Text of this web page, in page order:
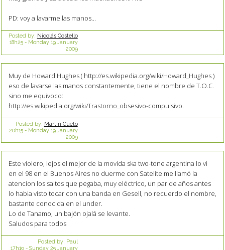
PD: voy a lavarme las manos...
Posted by: Nicolás Costello
18h25- Monday 19 January
2009
Muy de Howard Hughes ( http://es.wikipedia.org/wiki/Howard_Hughes )
eso de lavarse las manos constantemente, tiene el nombre de T.O.C.
sino me equivoco:
http://es.wikipedia.org/wiki/Trastorno_obsesivo-compulsivo.
Posted by: Martin Cueto
20h15- Monday 19 January
2009
Este violero, lejos el mejor de la movida ska two-tone argentina lo vi
en el 98 en el Buenos Aires no duerme con Satelite me llamó la
atencion los saltos que pegaba, muy eléctrico, un par de años antes
lo habia visto tocar con una banda en Gesell, no recuerdo el nombre,
bastante conocida en el under.
Lo de Tanamo, un bajón ojalá se levante.
Saludos para todos
Posted by: Paul
17h19- Sunday 25 January